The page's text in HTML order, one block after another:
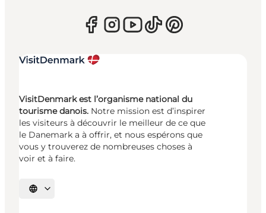
VisitDenmark est l’organisme national du
tourisme danois. Notre mission est d’inspirer
les visiteurs à découvrir le meilleur de ce que
le Danemark a à offrir, et nous espérons que
vous y trouverez de nombreuses choses à
voir et à faire.
Choisissez la langue